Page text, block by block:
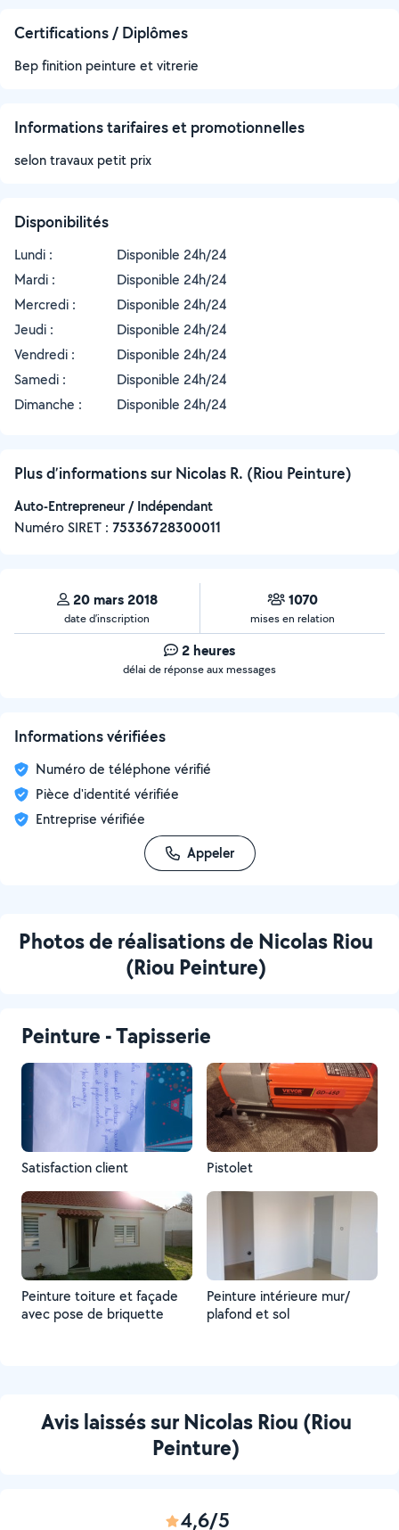
Certifications / Diplômes
Bep finition peinture et vitrerie
Informations tarifaires et promotionnelles
selon travaux petit prix
Disponibilités
Lundi :
Disponible 24h/24
Mardi :
Disponible 24h/24
Mercredi :
Disponible 24h/24
Jeudi :
Disponible 24h/24
Vendredi :
Disponible 24h/24
Samedi :
Disponible 24h/24
Dimanche :
Disponible 24h/24
Plus d’informations sur Nicolas R. (Riou Peinture)
Auto-Entrepreneur / Indépendant
Numéro SIRET : ‍75336728300011
20 mars 2018
date d’inscription
1070
mises en relation
2 heures
délai de réponse aux messages
Informations vérifiées
Numéro de téléphone vérifié
Pièce d'identité vérifiée
Entreprise vérifiée
Appeler
Photos de réalisations de Nicolas Riou
(Riou Peinture)
Peinture - Tapisserie
Satisfaction client Pistolet
Peinture toiture et façade
avec pose de briquette
Peinture intérieure mur/
plafond et sol
Avis laissés sur Nicolas Riou (Riou
Peinture)
4,6/5